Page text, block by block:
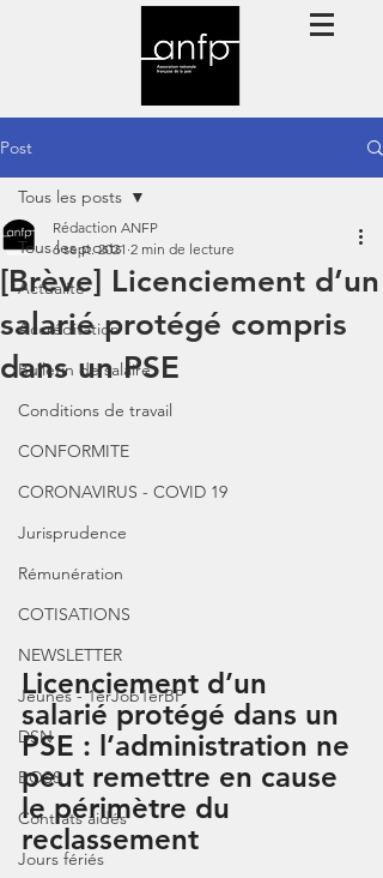
Post
Tous les posts
Actualité
Accréditation
Bulletin de salaire
Conditions de travail
CONFORMITE
CORONAVIRUS - COVID 19
Jurisprudence
Rémunération
COTISATIONS
NEWSLETTER
Jeunes - 1erJob1erBP
DSN
BOSS
Contrats aidés
Jours fériés
Tous les posts
[Brève] Licenciement d’un
salarié protégé compris
dans un PSE
Rédaction ANFP
6 sept. 2021 2 min de lecture
Licenciement d’un
salarié protégé dans un
PSE : l’administration ne
peut remettre en cause
le périmètre du
reclassement